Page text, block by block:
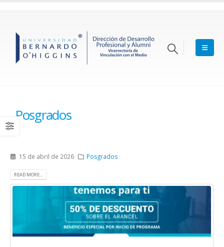
Posgrados
15 de abril de 2026 Posgrados
READ MORE...